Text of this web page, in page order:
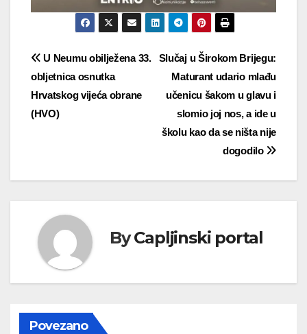
Navigacija
objava
Slučaj u Širokom Brijegu:
Maturant udario mlađu
učenicu šakom u glavu i
slomio joj nos, a ide u
školu kao da se ništa nije
dogodilo
U Neumu obilježena 33.
obljetnica osnutka
Hrvatskog vijeća obrane
(HVO)
ByCapljinski portal
Povezano